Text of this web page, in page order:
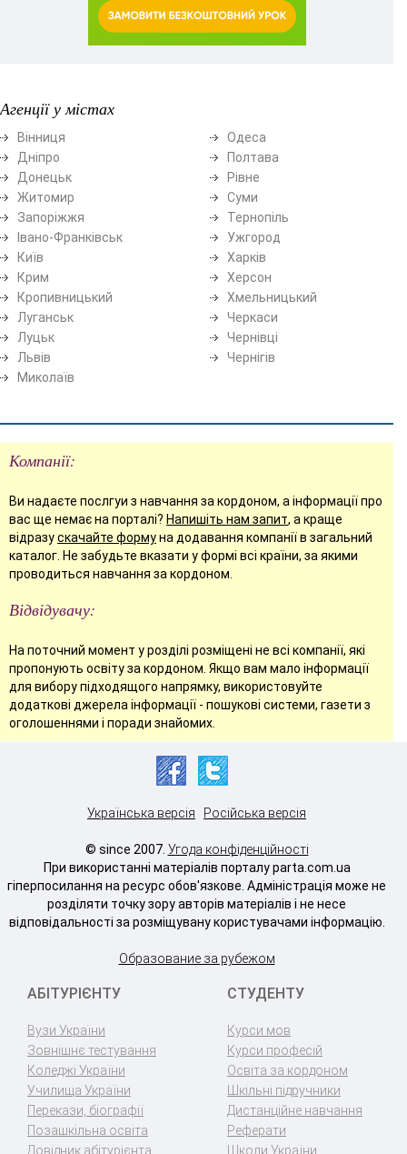
Агенції у містах
Вінниця
Дніпро
Донецьк
Житомир
Запоріжжя
Івано-Франківськ
Київ
Крим
Кропивницький
Луганськ
Луцьк
Львів
Миколаїв
Одеса
Полтава
Рівне
Суми
Тернопіль
Ужгород
Харків
Херсон
Хмельницький
Черкаси
Чернівці
Чернігів
Компанії:
Ви надаєте послгуи з навчання за кордоном, а інформації про
вас ще немає на порталі? Напишіть нам запит, а краще
відразускачайте формуна додавання компанії в загальний
каталог. Не забудьте вказати у формі всі країни, за якими
проводиться навчання за кордоном.
Відвідувачу:
На поточний момент у розділі розміщені не всі компанії, які
пропонують освіту за кордоном. Якщо вам мало інформації
для вибору підходящого напрямку, використовуйте
додаткові джерела інформації - пошукові системи, газети з
оголошеннями і поради знайомих.
Українська версія Російська версія
© since 2007. Угода конфіденційності
При використанні матеріалів порталу parta.com.ua
гіперпосилання на ресурс обов'язкове. Адміністрація може не
розділяти точку зору авторів матеріалів і не несе
відповідальності за розміщувану користувачами інформацію.
Образование за рубежом
АБІТУРІЄНТУ
Вузи України
Зовнішнє тестування
Коледжі України
Училища України
Перекази, біографії
Позашкільна освіта
Довідник абітурієнта
СТУДЕНТУ
Курси мов
Курси професій
Освіта за кордоном
Шкільні підручники
Дистанційне навчання
Реферати
Школи України